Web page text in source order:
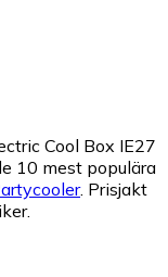
Cool Box IE27
10 mest populära
. Prisjakt